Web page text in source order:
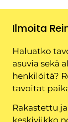
Ilmoita
Haluatko
asuvia sekä
henkilöitä?
tavoitat
Rakastettu